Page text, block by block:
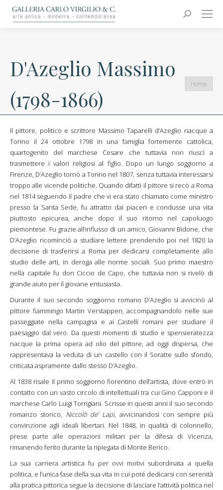
Search:
Carlo Virgilio & C.
Arte moderna e contemporanea
D'Azeglio Massimo
(1798-1866)
You are
here:
Home
Il pittore, politico e scrittore Massimo Taparelli d’Azeglio nacque a
Torino il 24 ottobre 1798 in una famiglia fortemente cattolica,
quartogenito del marchese Cesare che tuttavia non riuscì a
trasmettere i valori religiosi al figlio. Dopo un lungo soggiorno a
Firenze, D’Azeglio tornò a Torino nel 1807, senza tuttavia interessarsi
troppo alle vicende politiche. Quando difatti il pittore si recò a Roma
nel 1814 seguendo il padre che vi era stato chiamato come ministro
presso la Santa Sede, fu attratto dai piaceri e condusse una vita
piuttosto epicurea, anche dopo il suo ritorno nel capoluogo
piemontese. Fu grazie all’influsso di un amico, Giovanni Bidone, che
D’Azeglio ricominciò a studiare lettere prendendo poi nel 1820 la
decisione di trasferirsi a Roma per dedicarsi completamente allo
studio delle arti, in deroga alle norme sociali. Suo primo maestro
nella capitale fu don Ciccio de Capo, che tuttavia non si rivelò di
grande aiuto per il giovane entusiasta.
Durante il suo secondo soggiorno romano D’Azeglio si avvicinò al
pittore fiammingo Martin Verstappen, accompagnandolo nelle sue
passeggiate nella campagna e ai Castelli romani per studiare il
paesaggio dal vero. Da questi momenti di studio e spensieratezza
nacque la prima opera ad olio del pittore, ad oggi dispersa, che
rappresentava la veduta di un castello con il Soratte sullo sfondo,
criticata aspramente dallo stesso D’Azeglio.
Al 1838 risale il primo soggiorno fiorentino dell’artista, dove entrò in
contatto con un vasto circolo di intellettuali tra cui Gino Capponi e il
marchese Carlo Luigi Torrigiani. Scrisse in questi anni il suo secondo
romanzo storico, Niccolò de’ Lapi, avvicinandosi con sempre più
convinzione agli ideali libertari. Nel 1848, in qualità di colonnello,
prese parte alle operazioni militari per la difesa di Vicenza,
rimanendo ferito durante la ripiegata di Monte Berico.
La sua carriera artistica fu per ovvi motivi subordinata a quella
politica, e l’unica fase della sua vita in cui poté dedicarsi con serenità
alla pratica pittorica segue la decisione di lasciare l’attività politica nel